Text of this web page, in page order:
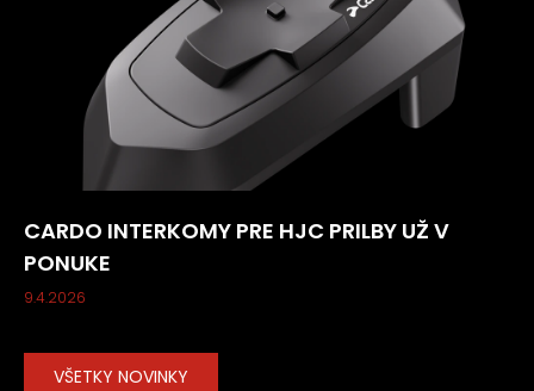
CARDO INTERKOMY PRE HJC PRILBY UŽ V
PONUKE
9.4.2026
VŠETKY NOVINKY